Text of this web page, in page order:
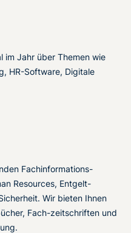
im Jahr über Themen wie
HR-Software, Digitale
Fachinformations-
Resources, Entgelt-
Wir bieten Ihnen
Fach-zeitschriften und